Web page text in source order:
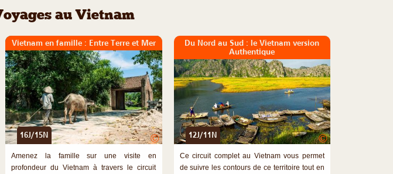
au Vietnam
Vietnam en famille : Entre Terre et Mer
16J/15N ©
Amenez la famille sur une visite en
profondeur du Vietnam à travers le circuit
Du Nord au Sud : le Vietnam version
Authentique
12J/11N ©
Ce circuit complet au Vietnam vous permet
de suivre les contours de ce territoire tout en